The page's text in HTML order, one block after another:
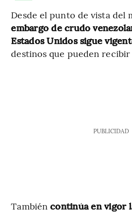
Desde el punto de vista del
embargo de crudo
Estados Unidos sigue
destinos que pueden
PUBLICIDAD
Tambiéncontinúa en vigor